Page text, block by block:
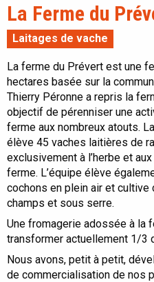
La Ferme du
Laitages de vache
La ferme du Prévert est une
hectares basée sur la
Thierry Péronne a repris la
objectif de pérenniser une
ferme aux nombreux atouts.
élève 45 vaches laitières de
exclusivement à l’herbe et
ferme. L’équipe élève
cochons en plein air et
champs et sous serre.
Une fromagerie adossée à la
transformer actuellement 1/3
Nous avons, petit à petit,
de commercialisation de nos